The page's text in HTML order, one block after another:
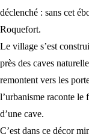
déclenché : sans cet
Roquefort.
Le village s’est
près des caves
remontent vers les
l’urbanisme raconte le
d’une cave.
C’est dans ce décor